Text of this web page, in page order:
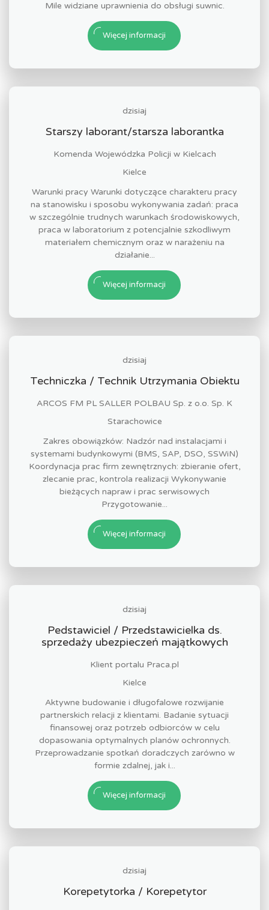
Mile widziane uprawnienia do obsługi suwnic.
Więcej informacji
dzisiaj
Starszy laborant/starsza laborantka
Komenda Wojewódzka Policji w Kielcach
Kielce
Warunki pracy Warunki dotyczące charakteru pracy
na stanowisku i sposobu wykonywania zadań: praca
w szczególnie trudnych warunkach środowiskowych,
praca w laboratorium z potencjalnie szkodliwym
materiałem chemicznym oraz w narażeniu na
działanie...
Więcej informacji
dzisiaj
Techniczka / Technik Utrzymania Obiektu
ARCOS FM PL SALLER POLBAU Sp. z o.o. Sp. K
Starachowice
Zakres obowiązków: Nadzór nad instalacjami i
systemami budynkowymi (BMS, SAP, DSO, SSWiN)
Koordynacja prac firm zewnętrznych: zbieranie ofert,
zlecanie prac, kontrola realizacji Wykonywanie
bieżących napraw i prac serwisowych
Przygotowanie...
Więcej informacji
dzisiaj
Pedstawiciel / Przedstawicielka ds.
sprzedaży ubezpieczeń majątkowych
Klient portalu Praca.pl
Kielce
Aktywne budowanie i długofalowe rozwijanie
partnerskich relacji z klientami. Badanie sytuacji
finansowej oraz potrzeb odbiorców w celu
dopasowania optymalnych planów ochronnych.
Przeprowadzanie spotkań doradczych zarówno w
formie zdalnej, jak i...
Więcej informacji
dzisiaj
Korepetytorka / Korepetytor